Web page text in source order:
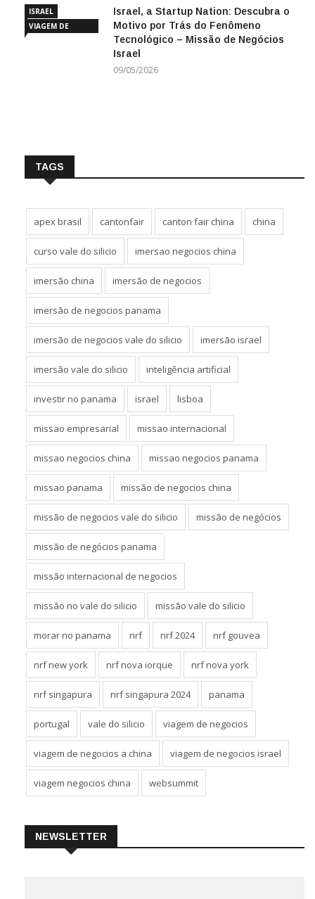
ISRAEL
VIAGEM DE
Israel, a Startup Nation: Descubra o
Motivo por Trás do Fenômeno
Tecnológico – Missão de Negócios
Israel
09/05/2026
TAGS
apex brasil cantonfair canton fair china china
curso vale do silicio imersao negocios china
imersão china imersão de negocios
imersão de negocios panama
imersão de negocios vale do silicio imersão israel
imersão vale do silicio inteligência artificial
investir no panama israel lisboa
missao empresarial missao internacional
missao negocios china missao negocios panama
missao panama missão de negocios china
missão de negocios vale do silicio missão de negócios
missão de negócios panama
missão internacional de negocios
missão no vale do silicio missão vale do silicio
morar no panama nrf nrf 2024 nrf gouvea
nrf new york nrf nova iorque nrf nova york
nrf singapura nrf singapura 2024 panama
portugal vale do silicio viagem de negocios
viagem de negocios a china viagem de negocios israel
viagem negocios china websummit
NEWSLETTER